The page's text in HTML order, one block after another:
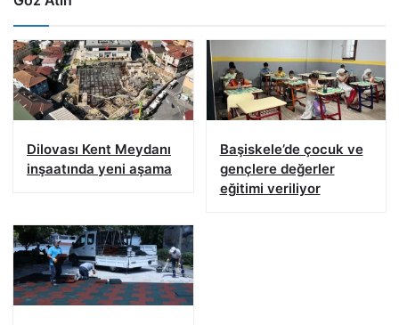
Dilovası Kent Meydanı
inşaatında yeni aşama
Başiskele’de çocuk ve
gençlere değerler
eğitimi veriliyor